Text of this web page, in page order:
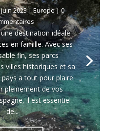
2023|Europe| 0
destination idéale
en famille. Avec ses
fin, ses parcs
villes historiques et sa
a tout pour plaire.
pleinement de vos
il est essentiel
de...